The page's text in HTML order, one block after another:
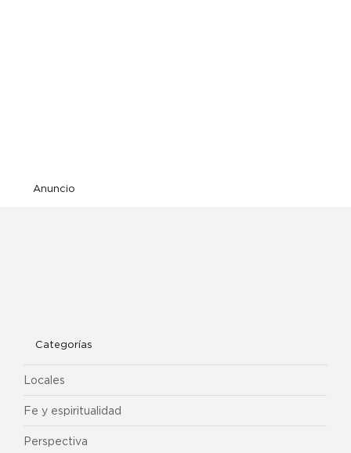
Anuncio
Categorías
Locales
Fe y espiritualidad
Perspectiva